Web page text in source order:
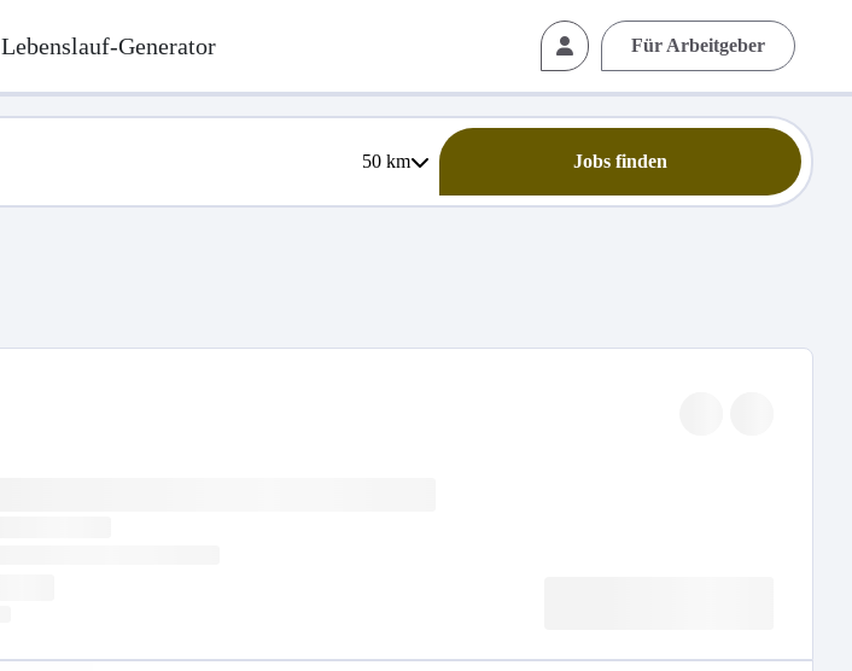
Lebenslauf-Generator Für Arbeitgeber
50km Jobs finden